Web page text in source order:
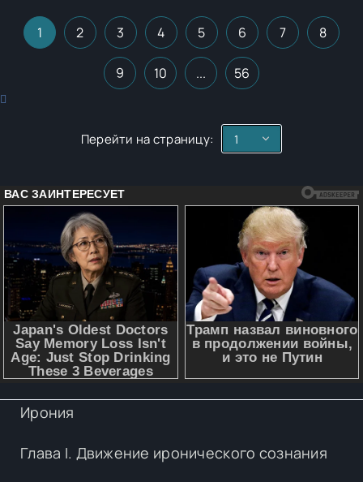
1 2 3 4 5 6 7 8
9 10 ... 56
Перейти на страницу:
Ирония
Глава I. Движение иронического сознания